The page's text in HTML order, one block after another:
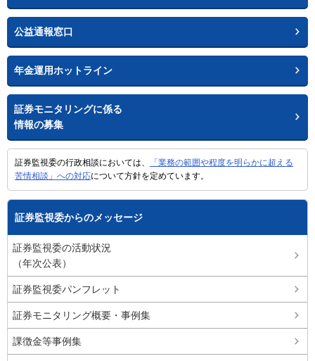
公益通報窓口
年金運用ホットライン
証券モニタリングに係る
情報の募集
証券監視委の行政相談においては、
「業務の範囲や程度を明らかに超える
苦情相談」への対応について方針を定めています。
証券監視委からのメッセージ
証券監視委の活動状況
（年次公表）
証券監視委パンフレット
証券モニタリング概要・事例集
課徴金等事例集